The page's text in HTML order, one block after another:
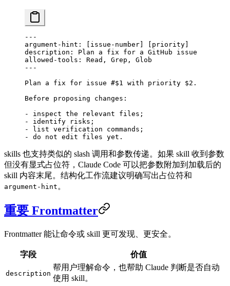
---
argument-hint : [ issue-number] [ priority]
description : Plan a fix for a GitHub issue
allowed-tools : Read, Grep, Glob
---
Plan a fix for issue #$1 with priority $2.
Before proposing changes:
-
inspect the relevant files;
-
identify risks;
-
list verification commands;
-
do not edit files yet.
skills 也支持类似的 slash 调用和参数传递。如果 skill 收到参数
但没有显式占位符，Claude Code 可以把参数附加到加载后的
skill 内容末尾。结构化工作流建议明确写出占位符和
argument-hint 。
重要 Frontmatter
Frontmatter 能让命令或 skill 更可发现、更安全。
字段 价值
description
帮用户理解命令，也帮助 Claude 判断是否自动
使用 skill。